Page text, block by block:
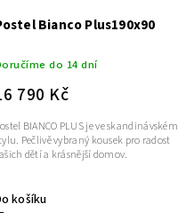
Bianco Plus190x90
do 14 dní
790 Kč
košíku
BIANCO PLUS je ve skandinávském
Pečlivě vybraný kousek pro radost
dětí a krásnější domov.